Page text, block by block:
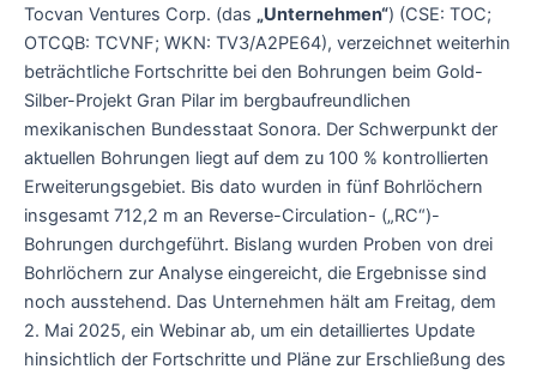
Tocvan Ventures Corp. (das „Unternehmen“) (CSE: TOC;
OTCQB: TCVNF; WKN: TV3/A2PE64), verzeichnet weiterhin
beträchtliche Fortschritte bei den Bohrungen beim Gold-
Silber-Projekt Gran Pilar im bergbaufreundlichen
mexikanischen Bundesstaat Sonora. Der Schwerpunkt der
aktuellen Bohrungen liegt auf dem zu 100 % kontrollierten
Erweiterungsgebiet. Bis dato wurden in fünf Bohrlöchern
insgesamt 712,2 m an Reverse-Circulation- („RC“)-
Bohrungen durchgeführt. Bislang wurden Proben von drei
Bohrlöchern zur Analyse eingereicht, die Ergebnisse sind
noch ausstehend. Das Unternehmen hält am Freitag, dem
2. Mai 2025, ein Webinar ab, um ein detailliertes Update
hinsichtlich der Fortschritte und Pläne zur Erschließung des